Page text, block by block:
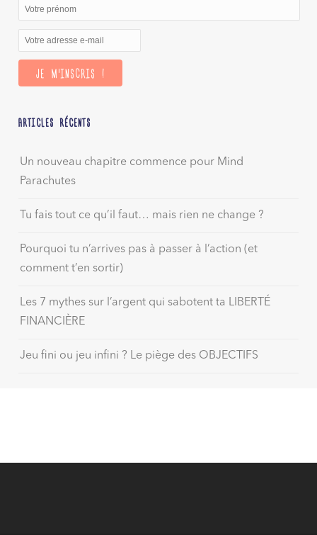
ARTICLES RÉCENTS
Un nouveau chapitre commence pour Mind
Parachutes
Tu fais tout ce qu’il faut… mais rien ne change ?
Pourquoi tu n’arrives pas à passer à l’action (et
comment t’en sortir)
Les 7 mythes sur l’argent qui sabotent ta LIBERTÉ
FINANCIÈRE
Jeu fini ou jeu infini ? Le piège des OBJECTIFS